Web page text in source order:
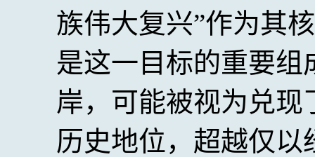
族伟大复兴”作为其
是这一目标的重要
岸，可能被视为兑
历史地位，超越仅